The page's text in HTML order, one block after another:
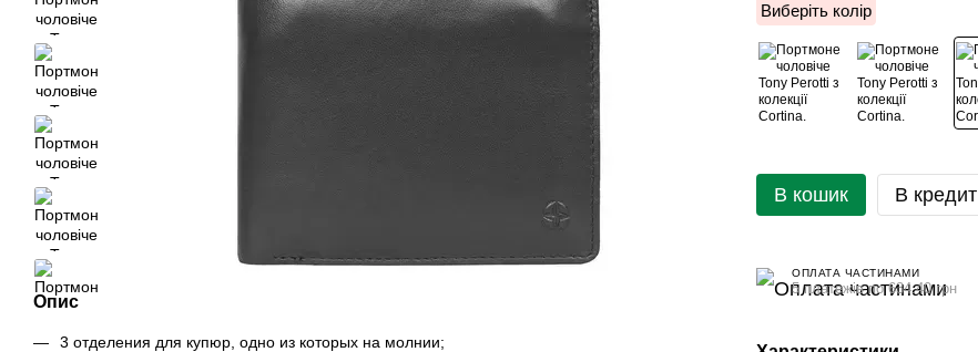
Опис
3 отделения для купюр, одно из которых на молнии;
Виберіть колір
В кошик В кредит
ОПЛАТА ЧАСТИНАМИ
5 платежів по 634.40 грн